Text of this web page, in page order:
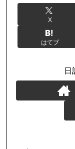
X
はてブ
日